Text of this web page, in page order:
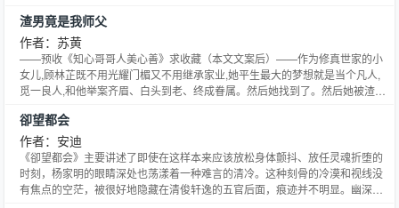
史上篇幅最长的一部纯文学著作。其中除了《家族》等两个单元做了重要修改
和重写之外,其余则是第一次正式面世的作品。从语言到故事，从形式到内容，
从韵致到意境，《你在高原》的分卷各不相同，创作风格差异之大令人叹为观
止；它们几乎囊括了自十九世纪以来所有的文学试验。这种极为罕见的巨大的
创造性和神奇变异，很难想象会发生在同一个作者身上。《你在高原》包罗万
录”。各种人物和传奇、各种隐秘的艺术与生命的密码悉数囊括其中。它的辽阔
旷远与缜密精致得到了完美的结合；它的强大的思想的力量和令人尊敬的“疯狂
的激情”
渣男竟是我师父
作者：苏黄
——预收《知心哥哥人美心善》求收藏（本文文案后）——作为修真世家的小
女儿,顾林芷既不用光耀门楣又不用继承家业,她平生最大的梦想就是当个凡人,
觅一良人,和他举案齐眉、白头到老、终成眷属。然后她找到了。然后她被渣
回家报了一声平安,在家里人担忧的目光中踏上了去修真界第一宗门玄道仙宗的
路,去他的爱情！老娘不稀罕了！修行才是人间正道！时值闭关百年历劫的玄道
仙宗大能净珩仙君关琮出关收徒,传闻中的关琮是仙道万年不遇的修真天才,为人
嘴毒刻薄,但能一针见血直指要害,曾受过他提点之人无一不修为精进,想当他徒
弟的人比比皆是,这次收徒大典想拜入其门下的人更是不计其数,顾林芷为了坚定
卻望都会
作者：安迪
《卻望都会》主要讲述了即使在这样本来应该放松身体颤抖、放任灵魂折堕的
时刻，杨家明的眼睛深处也荡漾着一种难言的清冷。这种刻骨的冷漠和视线没
有焦点的空茫，被很好地隐藏在清俊轩逸的五官后面，痕迹并不明显。幽深不